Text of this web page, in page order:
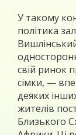
У такому
політика
свій ринок
сімки, —
деяких
жителів
Близького